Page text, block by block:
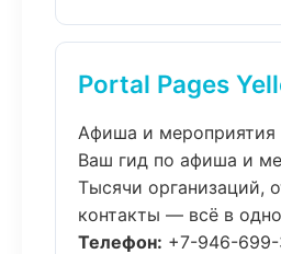
Portal Pages
Афиша и мероприятия
Ваш гид по афиша и
Тысячи организаций,
контакты — всё в
Телефон: +7-946-699-